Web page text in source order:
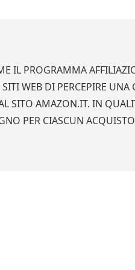
IL PROGRAMMA
WEB DI PERCEPIRE
SITO AMAZON.IT. IN
PER CIASCUN